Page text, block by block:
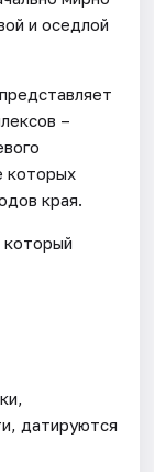
и оседлой
–
которых
края.
который
датируются